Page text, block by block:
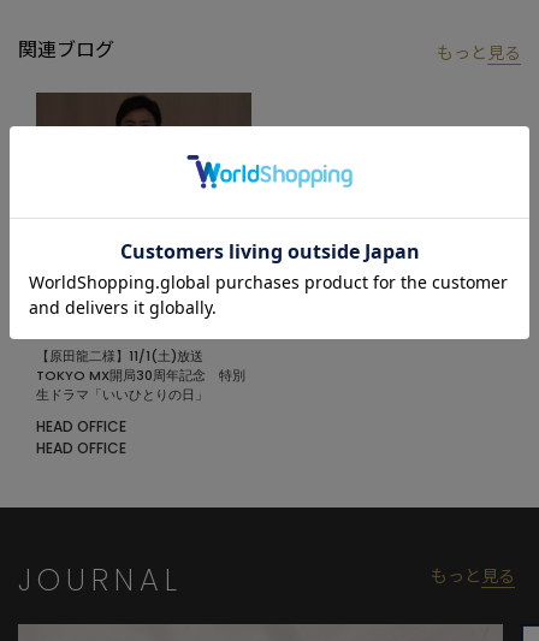
同柄同素材ネクタイ
※照明・光の加減、PCやスマートフォンなどの環境により、製品
※画像はサンプルのため、色味やサイズ等の仕様が変更になる場
個体差が生じる場合がございます。
関連ブログ もっと 見る
【原田龍二様】11/1(土)放送
TOKYO MX開局30周年記念 特別
生ドラマ「いいひとりの日」
HEAD OFFICE
HEAD OFFICE
JOURNAL もっと 見る